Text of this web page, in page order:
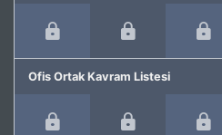
Ofis Ortak Kavram Listesi